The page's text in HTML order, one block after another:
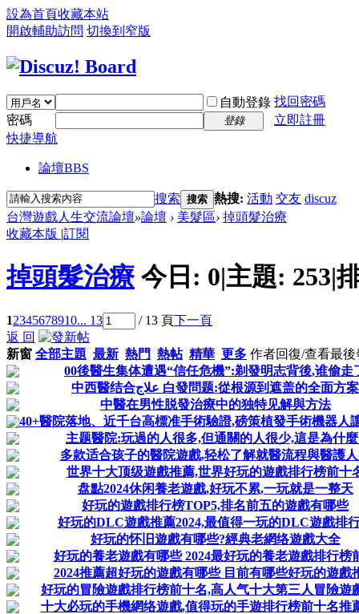
設為首頁收藏本站
開啟輔助訪問 切換到窄版
自動登錄 找回密碼
密碼
登錄
立即註冊
快捷導航
論壇BBS
搜索 搜索 熱搜: 活動 交友 discuz
台灣遊戲人生交流論壇»論壇 › 美髮區› 掉頭髮治療
收藏本版 |訂閱
掉頭髮治療 今日: 0|主題: 253|
12345678910... 13 / 13 頁下一頁
返 回
新窗 全部主題 最新 熱門 熱帖 精華 更多 作者回復/查看最後
00後醫生集体遭遇“信任危機”:剃發明志背後,谁偷走
中西醫结合علاج 白發問题:從根源到遮盖的全面方案
中醫在男性脱發治療中的独特见解與方法
40+醫院落地、近千台高標准手術驗證,磅策植發手術機器人
主题醫院:玩過的人很多,但通關的人很少,這是為什
多款适合孩子的醫院遊戲,轻松了解就醫流程與醫護
世界十大顶级遊戲推薦,世界好玩的遊戲排行榜前十
盘點2024休闲養老遊戲,好玩不累,一玩就是一整天
好玩的遊戲排行榜TOP5,排名前五的遊戲有哪些
好玩的DLC遊戲推薦2024,最值得一玩的DLC遊戲排
好玩的怀旧遊戲有哪些?經典老網络遊戲大全
好玩的養老遊戲有哪些 2024最好玩的養老遊戲排行榜
2024推薦超好玩的遊戲有哪些 目前有哪些好玩的遊戲
好玩的冒險遊戲排行榜前十名,高人气十大第三人冒險遊
十大必玩的手機網络遊戲,值得玩的手遊排行榜前十名推